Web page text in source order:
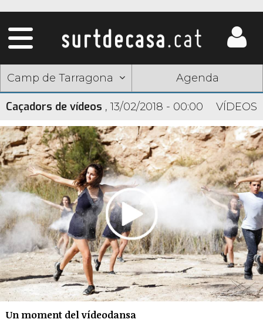
Camp de Tarragona Agenda
Caçadors de vídeos , 13/02/2018 - 00:00 VÍDEOS
Un moment del vídeodansa